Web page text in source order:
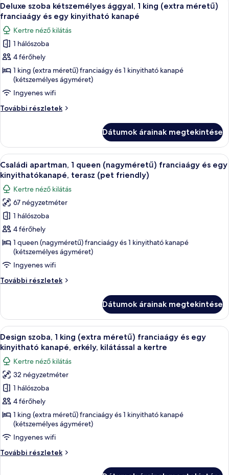
franciaágy
további
részletei
következő
szoba
összes
képének
megtekintése:
Deluxe
szoba
kétszemélyes
ággyal,
(extra
méretű)
franciaágy
és
egy
kinyitható
kanapé
7
Deluxe szoba kétszemélyes ággyal, 1 king (extra méretű)
franciaágy és egy kinyitható kanapé
Kertre néző kilátás
1 hálószoba
4 férőhely
1 king (extra méretű) franciaágy és 1 kinyitható kanapé
(kétszemélyes ágyméret)
Ingyenes wifi
További részletek
Deluxe
1
king
(extra
méretű)
franciaágy
és
egy
kinyitható
kanapé
további
Dátumok árainak megtekintése
A
következő
szoba
összes
képének
megtekintése:
Családi
apartman,
queen
(nagyméretű)
egy
kinyithatókanapé,
terasz
(pet
friendly)
Egy étkező, ahol egy négy
16
Családi apartman, 1 queen (nagyméretű) franciaágy és egy
kinyithatókanapé, terasz (pet friendly)
Kertre néző kilátás
67 négyzetméter
1 hálószoba
4 férőhely
1 queen (nagyméretű) franciaágy és 1 kinyitható kanapé
(kétszemélyes ágyméret)
Ingyenes wifi
További részletek
Családi
(nagyméretű)
franciaágy
és
egy
kinyithatókanapé,
terasz
(pet
friendly)
további
részletei
Dátumok árainak megtekintése
A
következő
szoba
összes
képének
megtekintése:
Design
szoba,
king
(extra
Egy hagyományos, fából készült
14
Design szoba, 1 king (extra méretű) franciaágy és egy
kinyitható kanapé, erkély, kilátással a kertre
Kertre néző kilátás
32 négyzetméter
1 hálószoba
4 férőhely
1 king (extra méretű) franciaágy és 1 kinyitható kanapé
(kétszemélyes ágyméret)
Ingyenes wifi
További részletek
Design